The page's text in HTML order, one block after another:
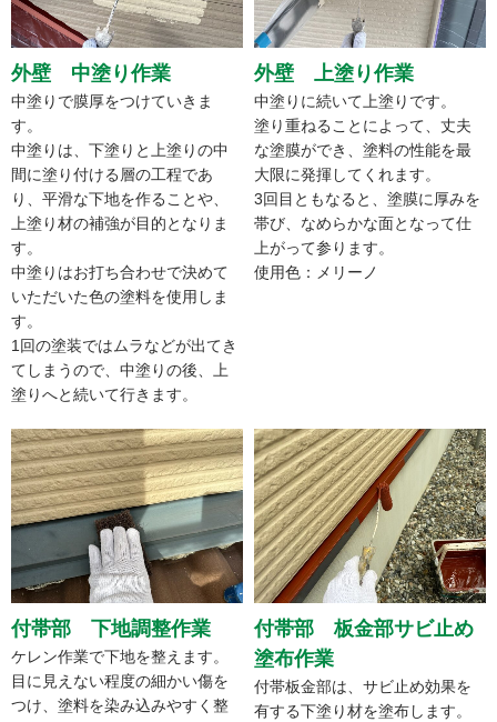
外壁 中塗り作業
中塗りで膜厚をつけていきま
す。
中塗りは、下塗りと上塗りの中
間に塗り付ける層の工程であ
り、平滑な下地を作ることや、
上塗り材の補強が目的となりま
す。
中塗りはお打ち合わせで決めて
いただいた色の塗料を使用しま
す。
1回の塗装ではムラなどが出てき
てしまうので、中塗りの後、上
塗りへと続いて行きます。
外壁 上塗り作業
中塗りに続いて上塗りです。
塗り重ねることによって、丈夫
な塗膜ができ、塗料の性能を最
大限に発揮してくれます。
3回目ともなると、塗膜に厚みを
帯び、なめらかな面となって仕
上がって参ります。
使用色：メリーノ
付帯部 下地調整作業
ケレン作業で下地を整えます。
目に見えない程度の細かい傷を
つけ、塗料を染み込みやすく整
付帯部 板金部サビ止め
塗布作業
付帯板金部は、サビ止め効果を
有する下塗り材を塗布します。